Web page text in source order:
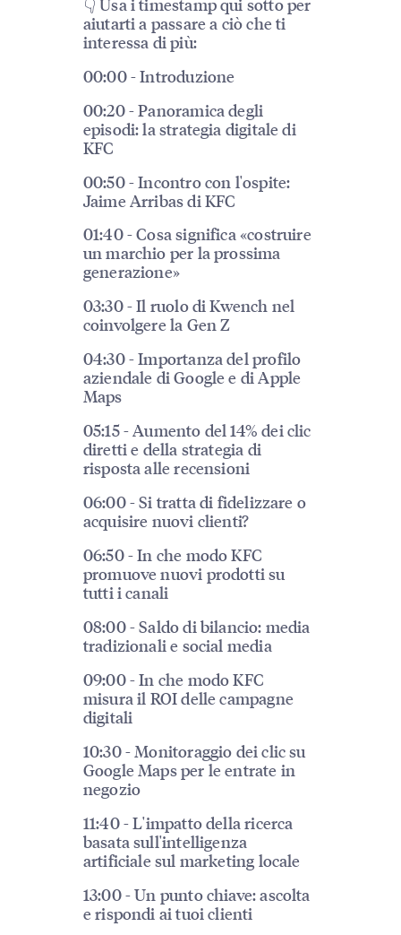
aiutarti a passare a ciò che ti
interessa di più:
00:00 - Introduzione
00:20 - Panoramica degli
episodi: la strategia digitale di
KFC
00:50 - Incontro con l'ospite:
Jaime Arribas di KFC
01:40 - Cosa significa «costruire
un marchio per la prossima
generazione»
03:30 - Il ruolo di Kwench nel
coinvolgere la Gen Z
04:30 - Importanza del profilo
aziendale di Google e di Apple
Maps
05:15 - Aumento del 14% dei clic
diretti e della strategia di
risposta alle recensioni
06:00 - Si tratta di fidelizzare o
acquisire nuovi clienti?
06:50 - In che modo KFC
promuove nuovi prodotti su
tutti i canali
08:00 - Saldo di bilancio: media
tradizionali e social media
09:00 - In che modo KFC
misura il ROI delle campagne
digitali
10:30 - Monitoraggio dei clic su
Google Maps per le entrate in
negozio
11:40 - L'impatto della ricerca
basata sull'intelligenza
artificiale sul marketing locale
13:00 - Un punto chiave: ascolta
e rispondi ai tuoi clienti